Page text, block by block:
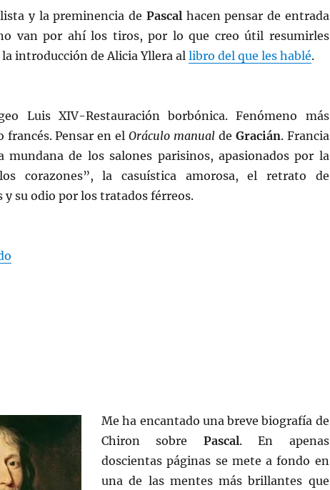
y la preminencia de Pascalhacen pensar de entrada
van por ahí los tiros, por lo que creo útil resumirles
la introducción de Alicia Yllera allibro del que les hablé.
Luis XIV-Restauración borbónica. Fenómeno más
francés. Pensar en elOráculo manual de Gracián. Francia
mundana de los salones parisinos, apasionados por la
corazones”, la casuística amorosa, el retrato de
y su odio por los tratados férreos.
«Moralistas franceses del XVII»
Me ha encantado una breve biografía de
Chiron sobre Pascal. En apenas
doscientas páginas se mete a fondo en
una de las mentes más brillantes que